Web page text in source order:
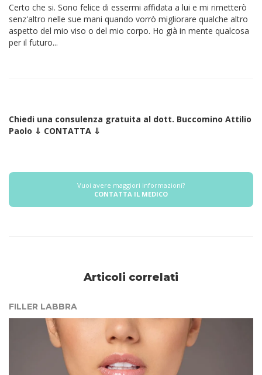
Certo che si. Sono felice di essermi affidata a lui e mi rimetterò
senz'altro nelle sue mani quando vorrò migliorare qualche altro
aspetto del mio viso o del mio corpo. Ho già in mente qualcosa
per il futuro...
Chiedi una consulenza gratuita al dott. Buccomino Attilio
Paolo ⇓ CONTATTA ⇓
Vuoi avere maggiori informazioni?
CONTATTA IL MEDICO
Articoli correlati
FILLER LABBRA